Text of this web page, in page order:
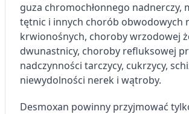
guza chromochłonnego nadnerczy,
tętnic i innych chorób obwodowych
krwionośnych, choroby wrzodowej
dwunastnicy, choroby refluksowej
nadczynności tarczycy, cukrzycy,
niewydolności nerek i wątroby.
Desmoxan powinny przyjmować